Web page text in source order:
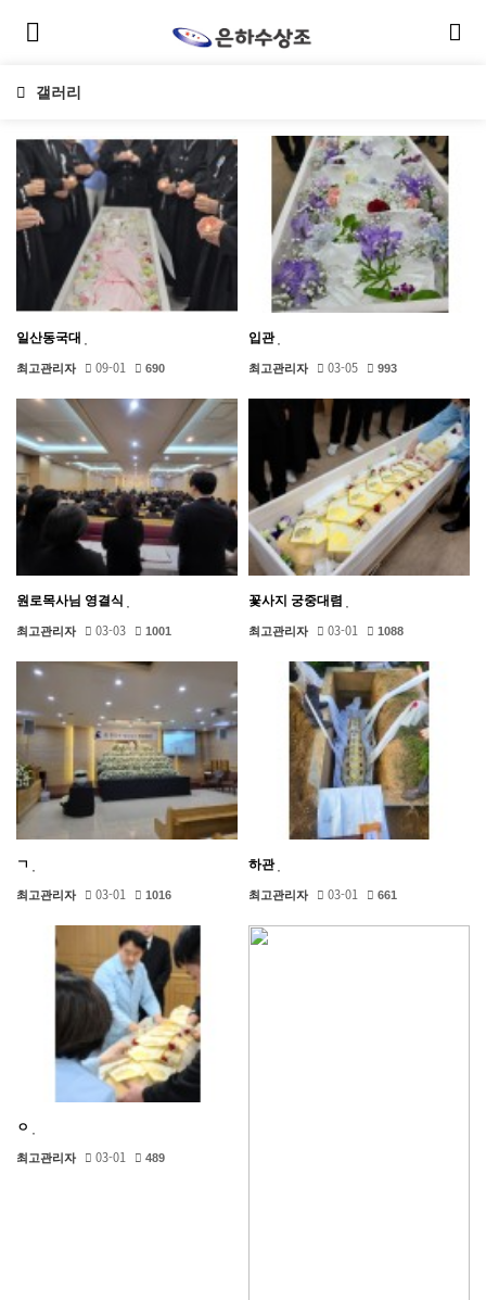
갤러리
일산동국대
최고관리자 09-01 690
입관
최고관리자 03-05 993
원로목사님 영결식
최고관리자 03-03 1001
꽃사지 궁중대렴
최고관리자 03-01 1088
ㄱ
최고관리자 03-01 1016
하관
최고관리자 03-01 661
ㅇ
최고관리자 03-01 489